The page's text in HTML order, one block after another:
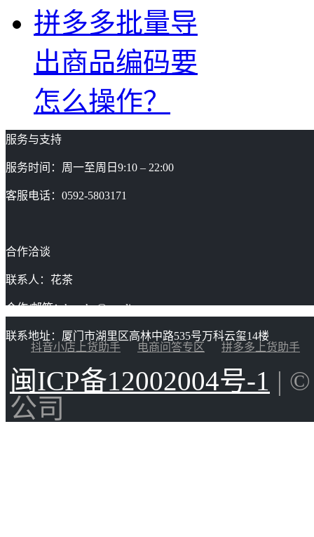
拼多多批量导
出商品编码要
怎么操作？
服务与支持
服务时间：周一至周日9:10 – 22:00
客服电话：0592-5803171
合作洽谈
联系人：花茶
合作/邮箱：huacha@gaoding.com
联系地址：厦门市湖里区高林中路535号万科云玺14楼
抖音小店上货助手
电商问答专区 拼多多上货助手
闽ICP备12002004号-1 |
公司